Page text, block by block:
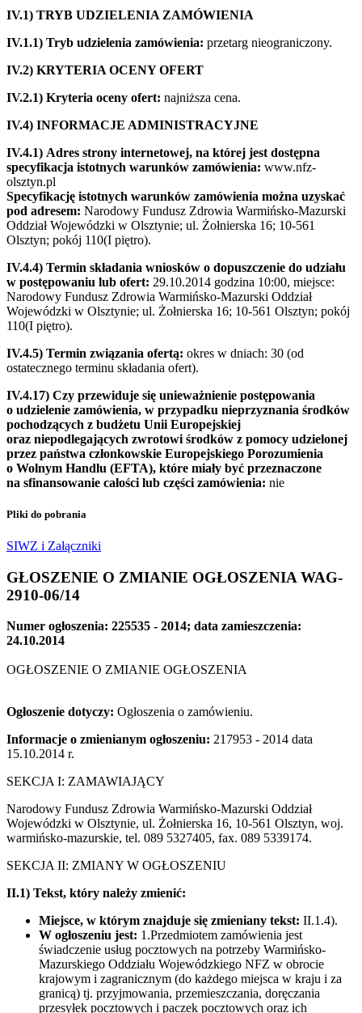
IV.1) TRYB UDZIELENIA ZAMÓWIENIA
IV.1.1) Tryb udzielenia zamówienia: przetarg nieograniczony.
IV.2) KRYTERIA OCENY OFERT
IV.2.1) Kryteria oceny ofert: najniższa cena.
IV.4) INFORMACJE ADMINISTRACYJNE
IV.4.1) Adres strony internetowej, na której jest dostępna
specyfikacja istotnych warunków zamówienia: www.nfz-
olsztyn.pl
Specyfikację istotnych warunków zamówienia można uzyskać
pod adresem: Narodowy Fundusz Zdrowia Warmińsko-Mazurski
Oddział Wojewódzki w Olsztynie; ul. Żołnierska 16; 10-561
Olsztyn; pokój 110(I piętro).
IV.4.4) Termin składania wniosków o dopuszczenie do udziału
w postępowaniu lub ofert: 29.10.2014 godzina 10:00, miejsce:
Narodowy Fundusz Zdrowia Warmińsko-Mazurski Oddział
Wojewódzki w Olsztynie; ul. Żołnierska 16; 10-561 Olsztyn; pokój
110(I piętro).
IV.4.5) Termin związania ofertą: okres w dniach: 30 (od
ostatecznego terminu składania ofert).
IV.4.17) Czy przewiduje się unieważnienie postępowania
o udzielenie zamówienia, w przypadku nieprzyznania środków
pochodzących z budżetu Unii Europejskiej
oraz niepodlegających zwrotowi środków z pomocy udzielonej
przez państwa członkowskie Europejskiego Porozumienia
o Wolnym Handlu (EFTA), które miały być przeznaczone
na sfinansowanie całości lub części zamówienia: nie
Pliki do pobrania
SIWZ i Załączniki
GŁOSZENIE O ZMIANIE OGŁOSZENIA WAG-
2910-06/14
Numer ogłoszenia: 225535 - 2014; data zamieszczenia:
24.10.2014
OGŁOSZENIE O ZMIANIE OGŁOSZENIA
Ogłoszenie dotyczy: Ogłoszenia o zamówieniu.
Informacje o zmienianym ogłoszeniu: 217953 - 2014 data
15.10.2014 r.
SEKCJA I: ZAMAWIAJĄCY
Narodowy Fundusz Zdrowia Warmińsko-Mazurski Oddział
Wojewódzki w Olsztynie, ul. Żołnierska 16, 10-561 Olsztyn, woj.
warmińsko-mazurskie, tel. 089 5327405, fax. 089 5339174.
SEKCJA II: ZMIANY W OGŁOSZENIU
II.1) Tekst, który należy zmienić:
Miejsce, w którym znajduje się zmieniany tekst: II.1.4).
W ogłoszeniu jest: 1.Przedmiotem zamówienia jest
świadczenie usług pocztowych na potrzeby Warmińsko-
Mazurskiego Oddziału Wojewódzkiego NFZ w obrocie
krajowym i zagranicznym (do każdego miejsca w kraju i za
granicą) tj. przyjmowania, przemieszczania, doręczania
przesyłek pocztowych i paczek pocztowych oraz ich